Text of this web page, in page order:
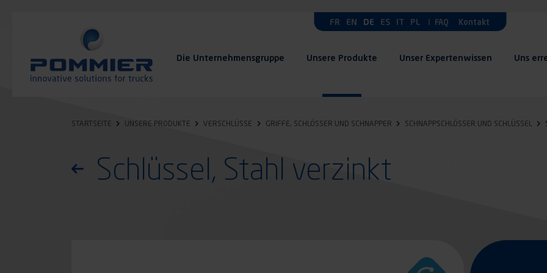
FR EN DE ES IT PL FAQ Kontakt
Die Unternehmensgruppe Unsere Produkte Unser Expertenwissen Uns
STARTSEITE UNSERE PRODUKTE VERSCHLÜSSE GRIFFE, SCHLÖSSER UND SCHNAPPER SCHNAPPSCHLÖSSER UND SCHLÜSSEL
Zurück zur Produktliste
Schlüssel, Stahl verzinkt